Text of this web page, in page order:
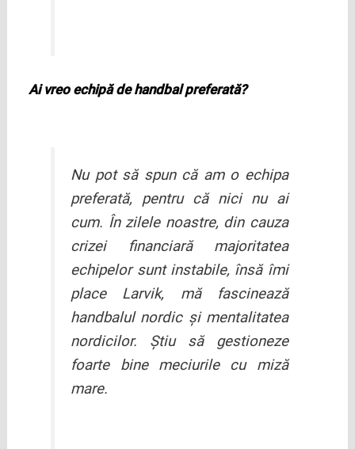
Ai vreo echipă de handbal preferată?
Nu pot să spun că am o echipa
preferată, pentru că nici nu ai
cum. În zilele noastre, din cauza
crizei financiară majoritatea
echipelor sunt instabile, însă îmi
place Larvik, mă fascinează
handbalul nordic şi mentalitatea
nordicilor. Ştiu să gestioneze
foarte bine meciurile cu miză
mare.